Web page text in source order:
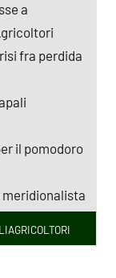
a
fra perdida
il pomodoro
meridionalista